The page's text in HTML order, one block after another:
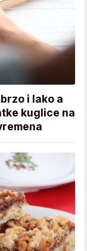
i lako a
kuglice na